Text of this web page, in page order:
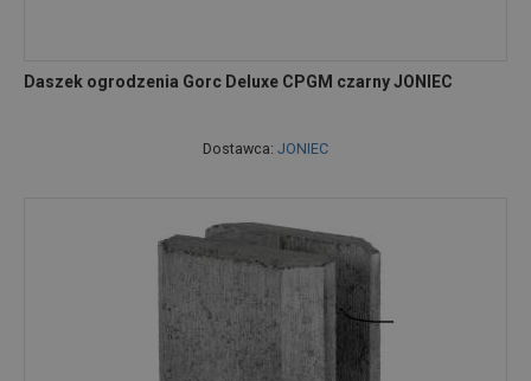
Daszek ogrodzenia Gorc Deluxe CPGM czarny JONIEC
Dostawca: JONIEC